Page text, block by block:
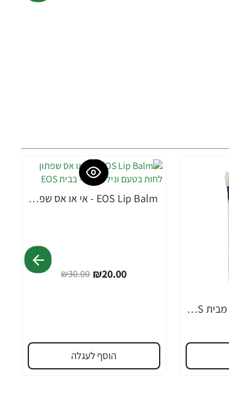
בלונס צמר גפן פרוס - מבית BALLOONS
-33% EOS Lip Balm - אי או אס שפתון לחות בטעם וניל מנטה - בבית EOS
₪20.00
₪30.00
הוסף לעגלה